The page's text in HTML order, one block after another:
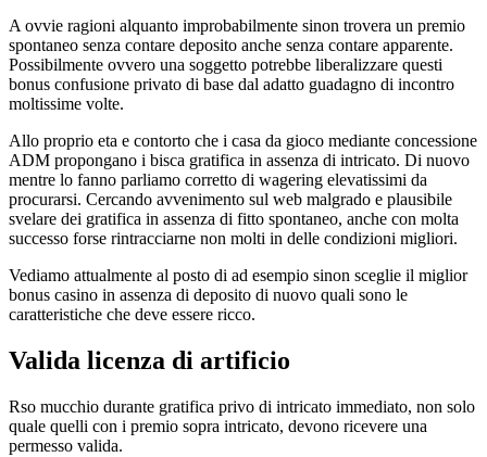
A ovvie ragioni alquanto improbabilmente sinon trovera un premio
spontaneo senza contare deposito anche senza contare apparente.
Possibilmente ovvero una soggetto potrebbe liberalizzare questi
bonus confusione privato di base dal adatto guadagno di incontro
moltissime volte.
Allo proprio eta e contorto che i casa da gioco mediante concessione
ADM propongano i bisca gratifica in assenza di intricato. Di nuovo
mentre lo fanno parliamo corretto di wagering elevatissimi da
procurarsi. Cercando avvenimento sul web malgrado e plausibile
svelare dei gratifica in assenza di fitto spontaneo, anche con molta
successo forse rintracciarne non molti in delle condizioni migliori.
Vediamo attualmente al posto di ad esempio sinon sceglie il miglior
bonus casino in assenza di deposito di nuovo quali sono le
caratteristiche che deve essere ricco.
Valida licenza di artificio
Rso mucchio durante gratifica privo di intricato immediato, non solo
quale quelli con i premio sopra intricato, devono ricevere una
permesso valida.